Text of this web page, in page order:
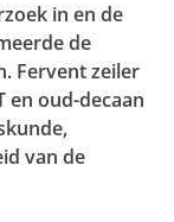
in en de
de
Fervent zeiler
en oud-decaan
van de